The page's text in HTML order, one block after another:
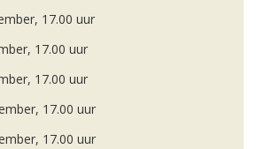
17.00 uur
17.00 uur
17.00 uur
17.00 uur
17.00 uur